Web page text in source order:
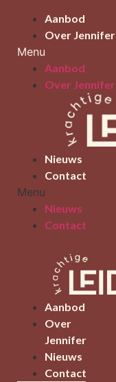
inhoud
Aanbod
Over Jennifer
Menu
Aanbod
Over Jennifer
Nieuws
Contact
Menu
Nieuws
Contact
Aanbod
Over
Jennifer
Nieuws
Contact